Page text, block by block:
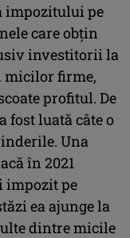
impozitului pe
care obțin
investitorii la
micilor firme,
profitul. De
fost luată câte o
Una
în 2021
impozit pe
ea ajunge la
dintre micile